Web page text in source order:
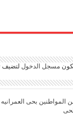
مسجل الدخول لتضيف
المواطنين بحى العمرانيه